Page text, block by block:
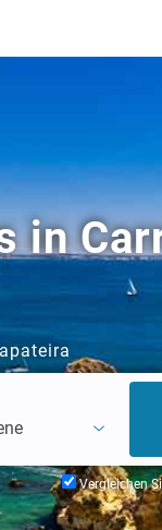
in
Vergleichen